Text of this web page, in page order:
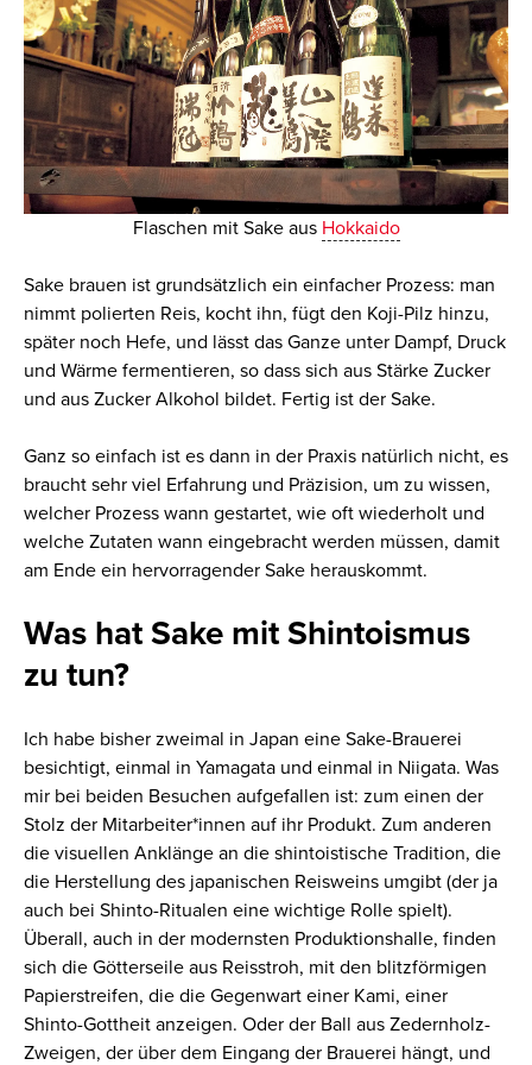
Flaschen mit Sake aus Hokkaido
Sake brauen ist grundsätzlich ein einfacher Prozess: man
nimmt polierten Reis, kocht ihn, fügt den Koji-Pilz hinzu,
später noch Hefe, und lässt das Ganze unter Dampf, Druck
und Wärme fermentieren, so dass sich aus Stärke Zucker
und aus Zucker Alkohol bildet. Fertig ist der Sake.
Ganz so einfach ist es dann in der Praxis natürlich nicht, es
braucht sehr viel Erfahrung und Präzision, um zu wissen,
welcher Prozess wann gestartet, wie oft wiederholt und
welche Zutaten wann eingebracht werden müssen, damit
am Ende ein hervorragender Sake herauskommt.
Was hat Sake mit Shintoismus
zu tun?
Ich habe bisher zweimal in Japan eine Sake-Brauerei
besichtigt, einmal in Yamagata und einmal in Niigata. Was
mir bei beiden Besuchen aufgefallen ist: zum einen der
Stolz der Mitarbeiter*innen auf ihr Produkt. Zum anderen
die visuellen Anklänge an die shintoistische Tradition, die
die Herstellung des japanischen Reisweins umgibt (der ja
auch bei Shinto-Ritualen eine wichtige Rolle spielt).
Überall, auch in der modernsten Produktionshalle, finden
sich die Götterseile aus Reisstroh, mit den blitzförmigen
Papierstreifen, die die Gegenwart einer Kami, einer
Shinto-Gottheit anzeigen. Oder der Ball aus Zedernholz-
Zweigen, der über dem Eingang der Brauerei hängt, und